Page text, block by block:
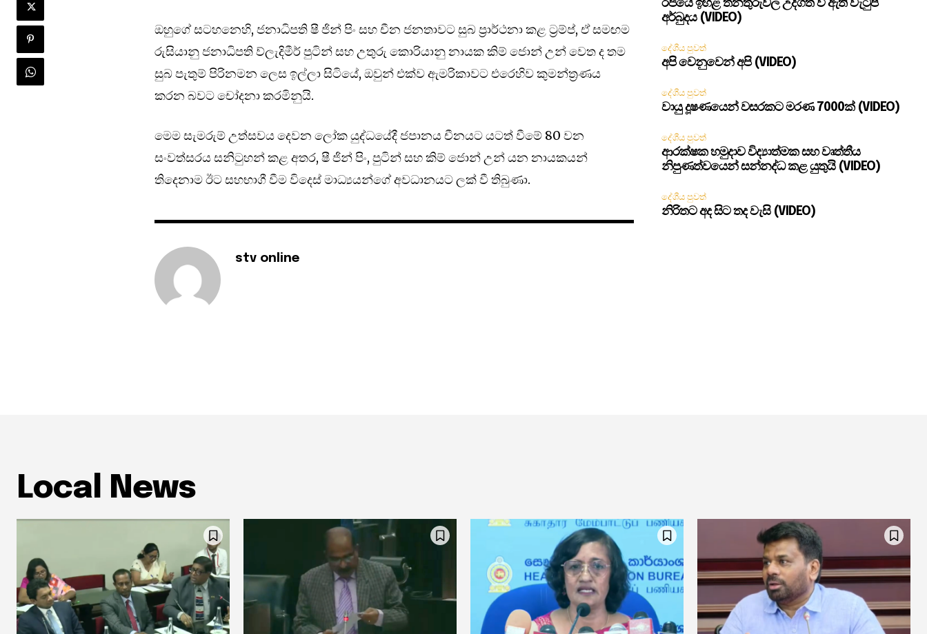
ඔහුගේ සටහනෙහි, ජනාධිපති ෂී ජින් පිං සහ චීන ජනතාවට සුබ ප්‍රාර්ථනා කළ ට්‍රම්ප්, ඒ සමඟම
රුසියානු ජනාධිපති ව්ලැදිමීර් පුටින් සහ උතුරු කොරියානු නායක කිම් ජොන් උන් වෙත ද තම
සුබ පැතුම් පිරිනමන ලෙස ඉල්ලා සිටියේ, ඔවුන් එක්ව ඇමරිකාවට එරෙහිව කුමන්ත්‍රණය
කරන බවට චෝදනා කරමිනුයි.
මෙම සැමරුම් උත්සවය දෙවන ලෝක යුද්ධයේදී ජපානය චීනයට යටත් වීමේ 80 වන
සංවත්සරය සනිටුහන් කළ අතර, ෂී ජින් පිං, පුටින් සහ කිම් ජොන් උන් යන නායකයන්
තිදෙනාම ඊට සහභාගී වීම විදෙස් මාධ්‍යයන්ගේ අවධානයට ලක් වී තිබුණා.
stv online
රජයේ ඉහළ තනතුරුවල උද්ගත වී ඇති වැටුප්
අර්බුදය (VIDEO)
දේශීය පුවත්
අපි වෙනුවෙන් අපි (VIDEO)
දේශීය පුවත්
වායු දූෂණයෙන් වසරකට මරණ 7000ක් (VIDEO)
දේශීය පුවත්
ආරක්ෂක හමුදාව විද්‍යාත්මක සහ වෘත්තීය
නිපුණත්වයෙන් සන්නද්ධ කළ යුතුයි (VIDEO)
දේශීය පුවත්
නිරිතට අද සිට තද වැසි (VIDEO)
Local News